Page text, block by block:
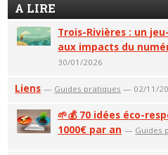
A LIRE
Trois-Rivières : un
aux impacts du
30/01/2026
Liens — Guides pratiques — 02/11/
🌱💰 70 idées éco-
1000€ par an — Guides